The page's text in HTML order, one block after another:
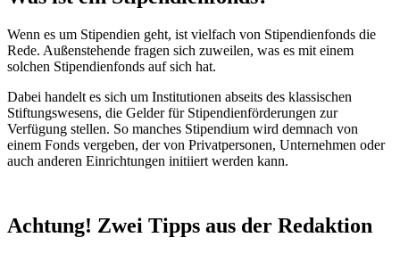
Wenn es um Stipendien geht, ist vielfach von Stipendienfonds die
Rede. Außenstehende fragen sich zuweilen, was es mit einem
solchen Stipendienfonds auf sich hat.
Dabei handelt es sich um Institutionen abseits des klassischen
Stiftungswesens, die Gelder für Stipendienförderungen zur
Verfügung stellen. So manches Stipendium wird demnach von
einem Fonds vergeben, der von Privatpersonen, Unternehmen oder
auch anderen Einrichtungen initiiert werden kann.
Achtung! Zwei Tipps aus der Redaktion